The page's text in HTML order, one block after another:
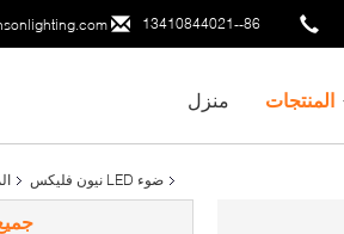
86--13410844021
منزل المنتجات
ضوء LED نيون فليكس